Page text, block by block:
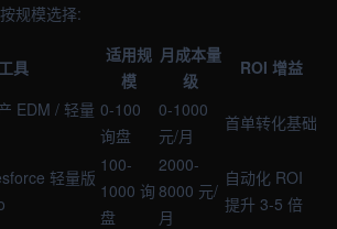
规模选择:
具
适用规
模
月成本量
级
ROI 增益
EDM / 轻量 0-100
询盘
0-1000
元/月
首单转化基础
轻量版
100-
1000 询
盘
2000-
8000 元/
月
自动化 ROI
提升 3-5 倍